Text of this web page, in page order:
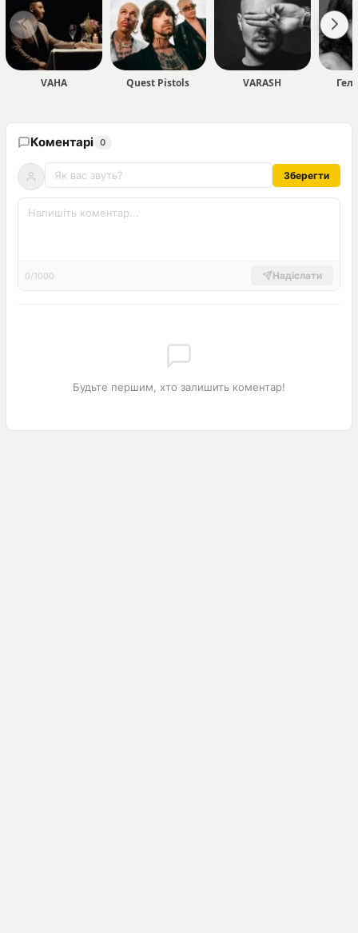
VAHA Quest Pistols VARASH
Коментарі 0
Зберегти
0/1000 Надіслати
Будьте першим, хто залишить коментар!